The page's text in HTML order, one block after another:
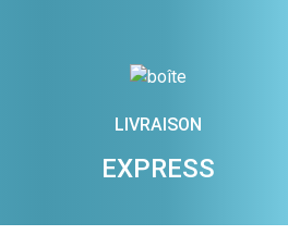
LIVRAISON
EXPRESS